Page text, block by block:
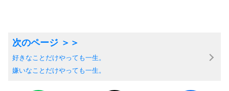
好きなことだけやっても一生。
嫌いなことだけやっても一生。